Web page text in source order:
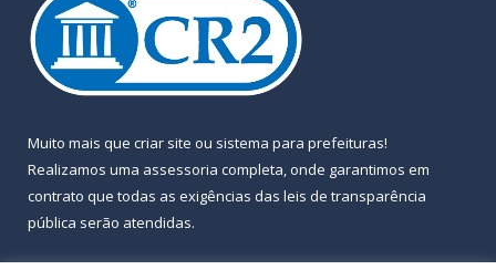
Muito mais que criar site ou sistema para prefeituras!
Realizamos uma assessoria completa, onde garantimos em
contrato que todas as exigências das leis de transparência
pública serão atendidas.